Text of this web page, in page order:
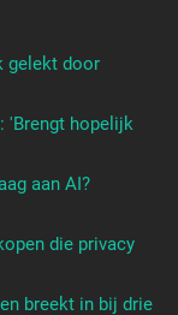
gelekt door
'Brengt hopelijk
aan AI?
die privacy
breekt in bij drie